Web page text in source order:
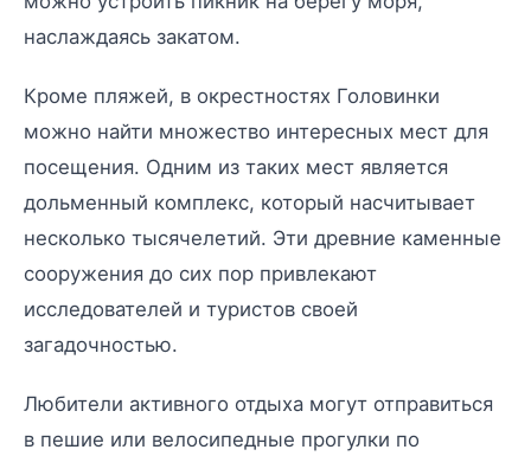
наслаждаясь закатом.
Кроме пляжей, в окрестностях Головинки
можно найти множество интересных мест для
посещения. Одним из таких мест является
дольменный комплекс, который насчитывает
несколько тысячелетий. Эти древние каменные
сооружения до сих пор привлекают
исследователей и туристов своей
загадочностью.
Любители активного отдыха могут отправиться
в пешие или велосипедные прогулки по